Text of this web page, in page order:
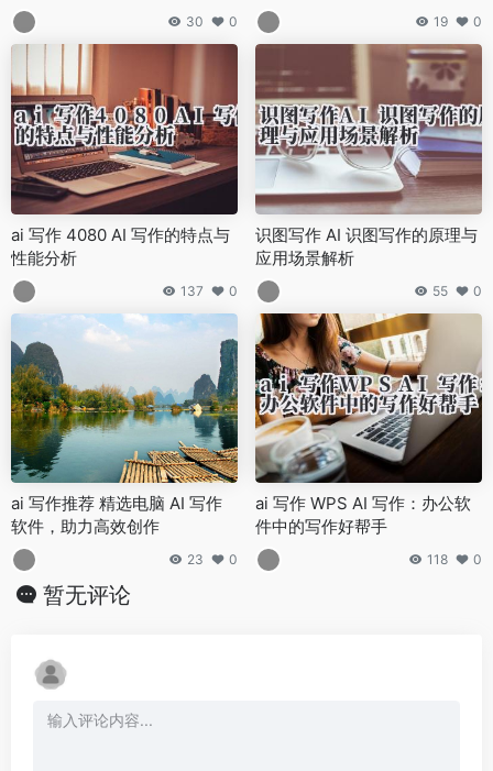
广
30 0 19 0
ai 写作 4080 AI 写作的特点与
性能分析
137 0
识图写作 AI 识图写作的原理与
应用场景解析
55 0
ai 写作推荐 精选电脑 AI 写作
软件，助力高效创作
23 0
ai 写作 WPS AI 写作：办公软
件中的写作好帮手
118 0
暂无评论